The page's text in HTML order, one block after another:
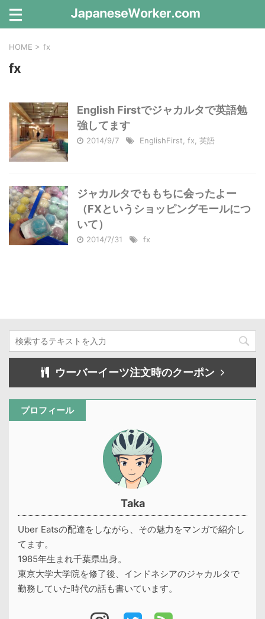
HOME > fx
fx
English Firstでジャカルタで英語勉
強してます
2014/9/7 EnglishFirst fx 英語
ジャカルタでももちに会ったよー
（FXというショッピングモールにつ
いて）
2014/7/31 fx
ウーバーイーツ注文時のクーポン
プロフィール
Taka
Uber Eatsの配達をしながら、その魅力をマンガで紹介し
てます。
1985年生まれ千葉県出身。
東京大学大学院を修了後、インドネシアのジャカルタで
勤務していた時代の話も書いています。